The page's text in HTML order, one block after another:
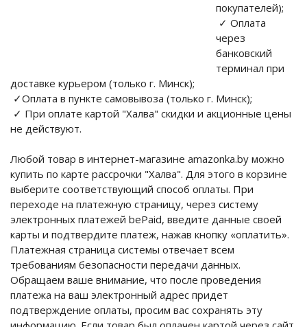
покупателей);
✓ Оплата
через
банковский
терминал при
доставке курьером (только г. Минск);
✓Оплата в пункте самовывоза (только г. Минск);
✓ При оплате картой "Халва" скидки и акционные цены
не действуют.
Любой товар в интернет-магазине amazonka.by можно
купить по карте рассрочки "Халва". Для этого в корзине
выберите соответствующий способ оплаты. При
переходе на платежную страницу, через систему
электронных платежей bePaid, введите данные своей
карты и подтвердите платеж, нажав кнопку «оплатить».
Платежная страница системы отвечает всем
требованиям безопасности передачи данных.
Обращаем ваше внимание, что после проведения
платежа на ваш электронный адрес придет
подтверждение оплаты, просим вас сохранять эту